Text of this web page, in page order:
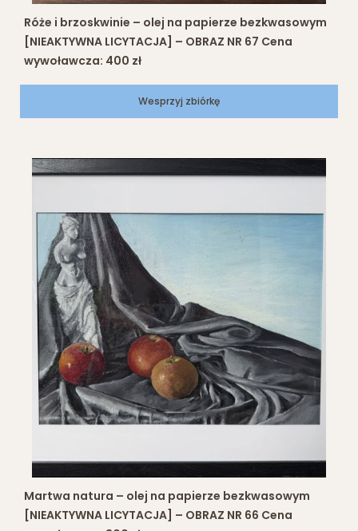
Róże i brzoskwinie – olej na papierze bezkwasowym
[NIEAKTYWNA LICYTACJA] – OBRAZ NR 67 Cena
wywoławcza: 400 zł
Wesprzyj zbiórkę
Martwa natura – olej na papierze bezkwasowym
[NIEAKTYWNA LICYTACJA] – OBRAZ NR 66 Cena